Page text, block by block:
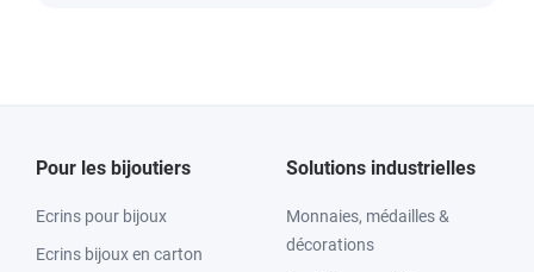
Pour les bijoutiers
Ecrins pour bijoux
Ecrins bijoux en carton
Solutions industrielles
Monnaies, médailles &
décorations